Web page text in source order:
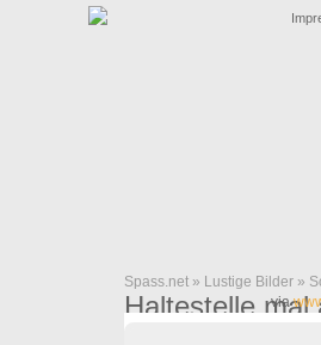
Spass.net » Lustige Bilder »
Haltestelle mal
via